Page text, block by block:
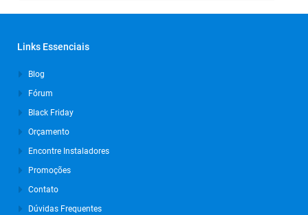
Setembro de 2024
Julho de 2024
Março de 2024
Outubro de 2023
Links Essenciais
Blog
Fórum
Black Friday
Orçamento
Encontre Instaladores
Promoções
Contato
Dúvidas Frequentes